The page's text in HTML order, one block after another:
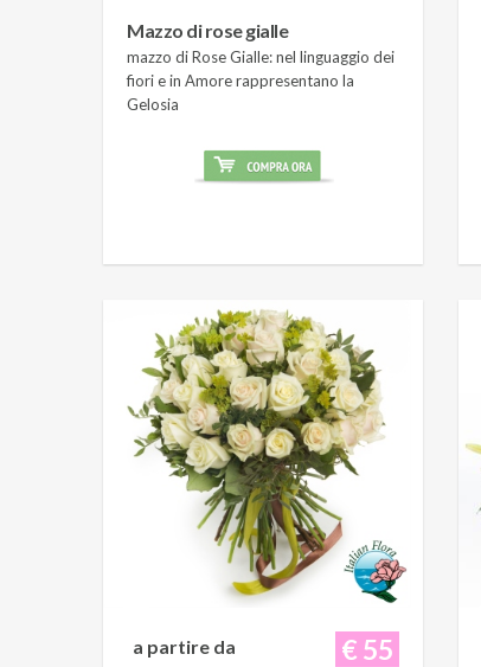
Mazzo di rose gialle
mazzo di Rose Gialle: nel linguaggio dei
fiori e in Amore rappresentano la
Gelosia
€ 55
a partire da